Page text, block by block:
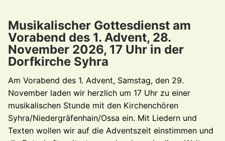
Musikalischer Gottesdienst am
Vorabend des 1. Advent, 28.
November 2026, 17 Uhr in der
Dorfkirche Syhra
Am Vorabend des 1. Advent, Samstag, den 29.
November laden wir herzlich um 17 Uhr zu einer
musikalischen Stunde mit den Kirchenchören
Syhra/Niedergräfenhain/Ossa ein. Mit Liedern und
Texten wollen wir auf die Adventszeit einstimmen und